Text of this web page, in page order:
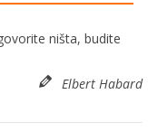
ništa, budite
Elbert Habard